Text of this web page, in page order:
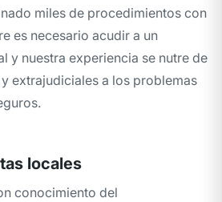
miles de procedimientos con
es necesario acudir a un
y nuestra experiencia se nutre de
extrajudiciales a los problemas
locales
conocimiento del